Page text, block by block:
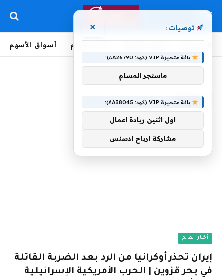
أخبار العالم أسواق الأسهم
القاتلة
أخبار العالم
إيران تحذر أوكرانيا من الرد بعد الضربة القاتلة
في بحر قزوين | الحرب الأمريكية الإسرائيلية
توصيات : ×
باقة متميزة VIP (كود: AA26790):
ماسنجر المسلم
باقة متميزة VIP (كود: AA38045):
اول اثنين ريادة اعمال
مشاركة ارباح ادسنس